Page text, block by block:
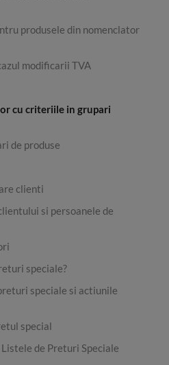
produsele din nomenclator
modificarii TVA
cu criteriile in grupari
de produse
clienti
si persoanele de
speciale?
speciale si actiunile
special
de Preturi Speciale